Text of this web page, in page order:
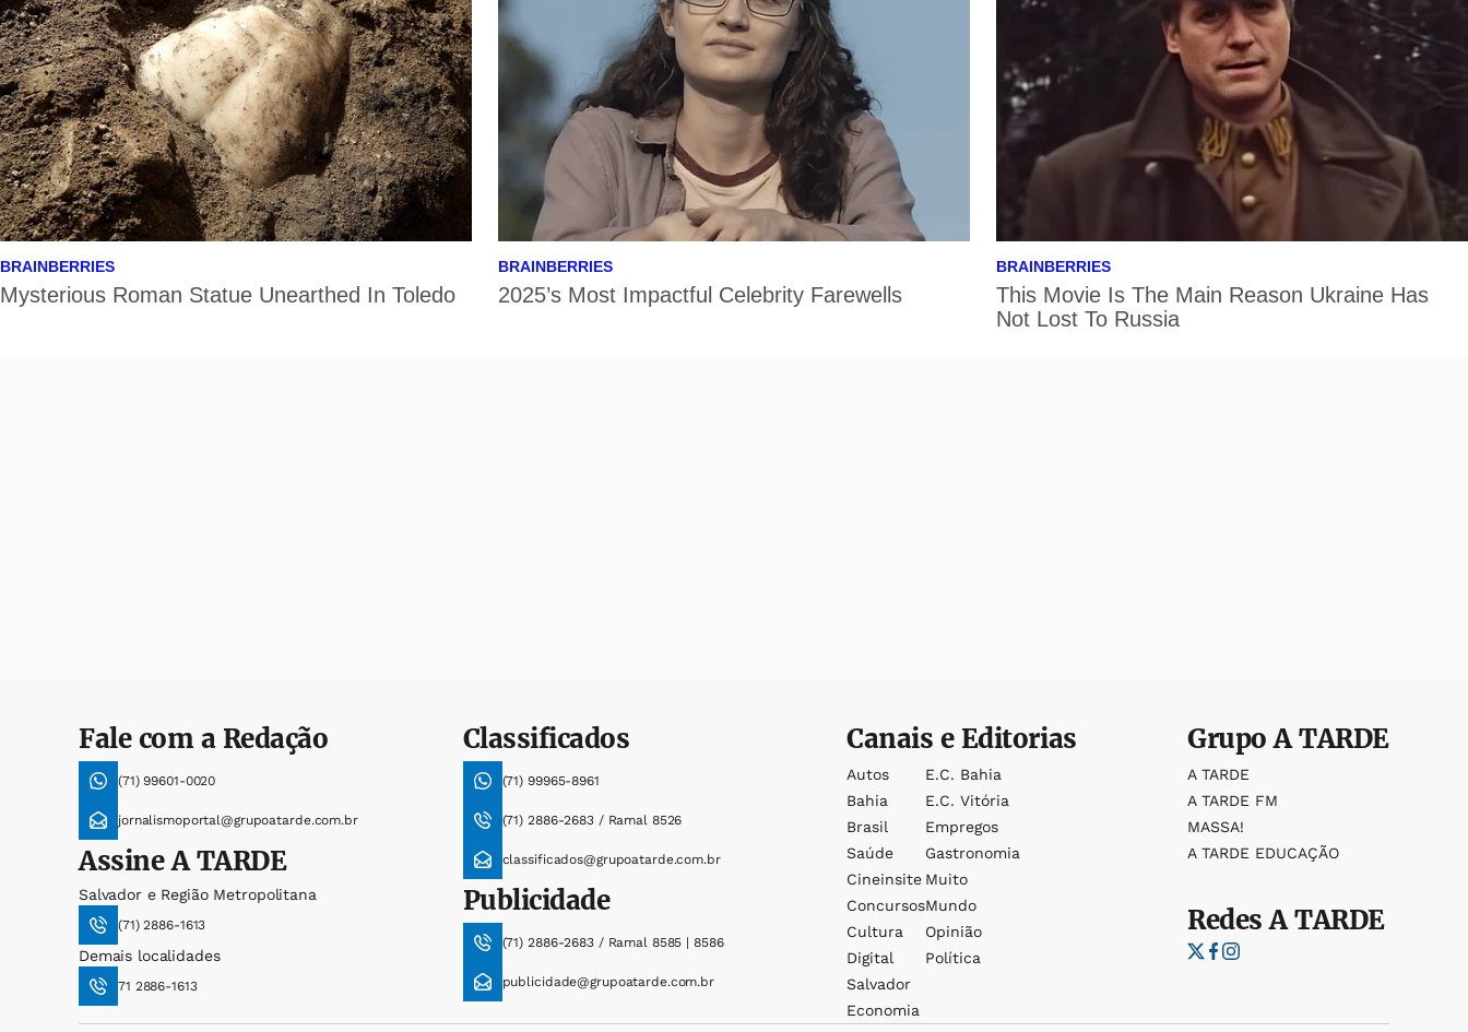
Fale com a Redação
(71) 99601-0020
jornalismoportal@grupoatarde.com.br
AssineA TARDE
Salvador e Região Metropolitana
(71) 2886-1613
Demais localidades
71 2886-1613
Classificados
(71) 99965-8961
(71) 2886-2683 / Ramal 8526
classificados@grupoatarde.com.br
Publicidade
(71) 2886-2683 / Ramal 8585 | 8586
publicidade@grupoatarde.com.br
Canais e Editorias
Autos
Bahia
Brasil
Saúde
Cineinsite
Concursos
Cultura
Digital
Salvador
Economia
E.c. Bahia
E.c. Vitória
Empregos
Gastronomia
Muito
Mundo
Opinião
Política
GrupoA TARDE
A TARDE
A TARDE FM
MASSA!
A TARDE EDUCAÇÃO
RedesA TARDE